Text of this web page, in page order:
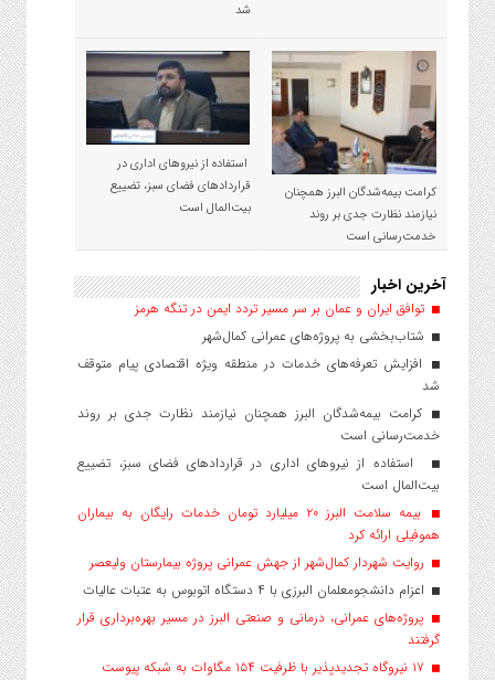
شد
کرامت بیمه‌شدگان البرز همچنان
نیازمند نظارت جدی بر روند
خدمت‌رسانی است
استفاده از نیروهای اداری در
قراردادهای فضای سبز، تضییع
بیت‌المال است
آخرین اخبار
توافق ایران و عمان بر سر مسیر تردد ایمن در تنگه هرمز
شتاب‌بخشی به پروژه‌های عمرانی کمال‌شهر
افزایش تعرفه‌های خدمات در منطقه ویژه اقتصادی پیام متوقف
شد
کرامت بیمه‌شدگان البرز همچنان نیازمند نظارت جدی بر روند
خدمت‌رسانی است
استفاده از نیروهای اداری در قراردادهای فضای سبز، تضییع
بیت‌المال است
بیمه سلامت البرز ۲۰ میلیارد تومان خدمات رایگان به بیماران
هموفیلی ارائه کرد
روایت شهردار کمال‌شهر از جهش عمرانی پروژه بیمارستان ولیعصر
اعزام دانشجو‌معلمان البرزی با ۴ دستگاه اتوبوس به عتبات عالیات
پروژه‌های عمرانی، درمانی و صنعتی البرز در مسیر بهره‌برداری قرار
گرفتند